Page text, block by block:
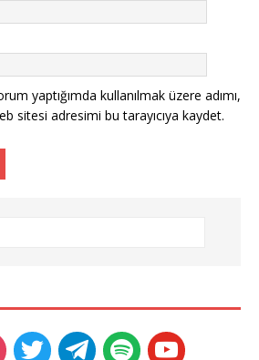
yaptığımda kullanılmak üzere adımı,
sitesi adresimi bu tarayıcıya kaydet.